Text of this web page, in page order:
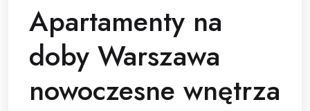
Apartamenty na
doby Warszawa
nowoczesne wnętrza